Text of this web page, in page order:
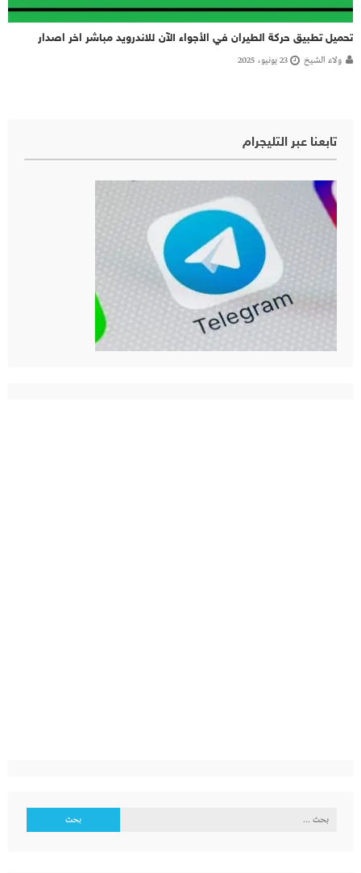
تحميل تطبيق حركة الطيران في الأجواء الآن للاندرويد مباشر اخر اصدار
ولاء الشيخ 23 يونيو، 2025
تابعنا عبر التليجرام
البحث